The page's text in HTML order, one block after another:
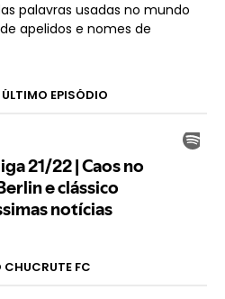
palavras usadas no mundo
apelidos e nomes de
EPISÓDIO
FC